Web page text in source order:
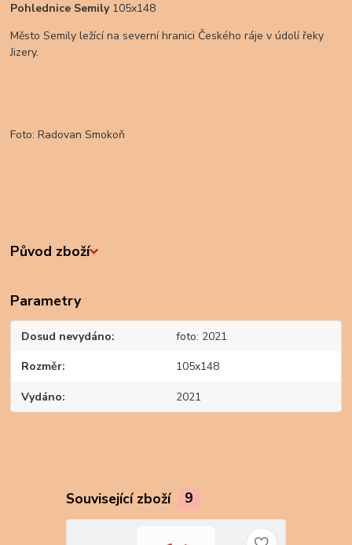
Pohlednice Semily105x148
Město Semily ležící na severní hranici Českého ráje v údolí řeky
Jizery.
Foto: Radovan Smokoň
Původ zboží
Parametry
Dosud nevydáno foto: 2021
Rozměr 105x148
Vydáno 2021
Související zboží 9